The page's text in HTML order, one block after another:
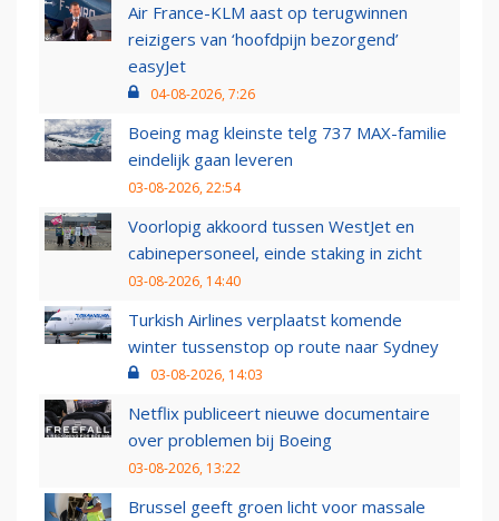
Air France-KLM aast op terugwinnen
reizigers van ‘hoofdpijn bezorgend’
easyJet
04-08-2026, 7:26
Boeing mag kleinste telg 737 MAX-familie
eindelijk gaan leveren
03-08-2026, 22:54
Voorlopig akkoord tussen WestJet en
cabinepersoneel, einde staking in zicht
03-08-2026, 14:40
Turkish Airlines verplaatst komende
winter tussenstop op route naar Sydney
03-08-2026, 14:03
Netflix publiceert nieuwe documentaire
over problemen bij Boeing
03-08-2026, 13:22
Brussel geeft groen licht voor massale